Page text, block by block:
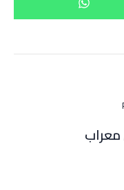
معراب